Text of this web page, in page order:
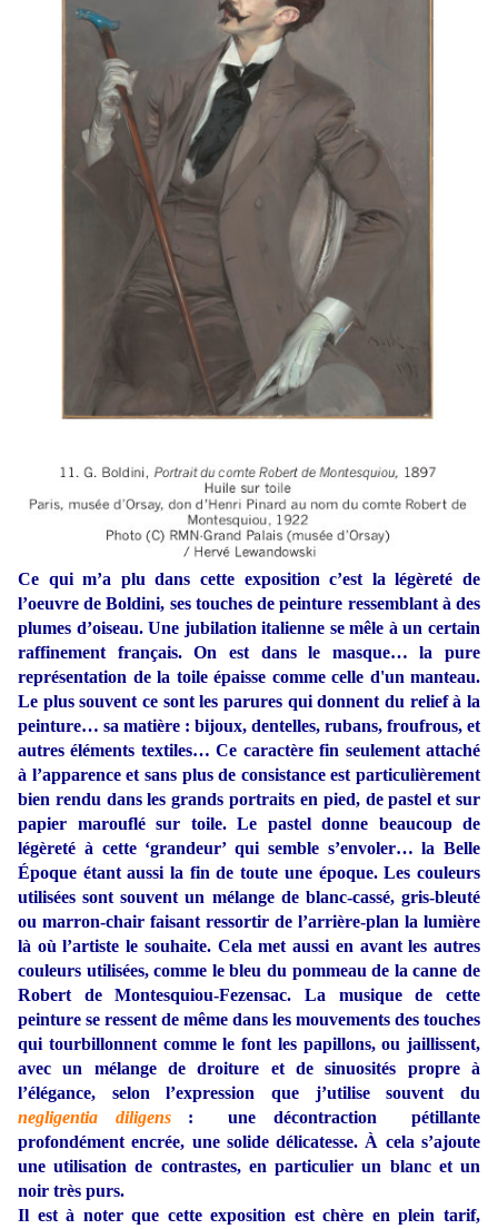
Ce qui m’a plu dans cette exposition c’est la légèreté de
l’oeuvre de Boldini, ses touches de peinture ressemblant à des
plumes d’oiseau. Une jubilation italienne se mêle à un certain
raffinement français. On est dans le masque… la pure
représentation de la toile épaisse comme celle d'un manteau.
Le plus souvent ce sont les parures qui donnent du relief à la
peinture… sa matière : bijoux, dentelles, rubans, froufrous, et
autres éléments textiles… Ce caractère fin seulement attaché
à l’apparence et sans plus de consistance est particulièrement
bien rendu dans les grands portraits en pied, de pastel et sur
papier marouflé sur toile. Le pastel donne beaucoup de
légèreté à cette ‘grandeur’ qui semble s’envoler… la Belle
Époque étant aussi la fin de toute une époque. Les couleurs
utilisées sont souvent un mélange de blanc-cassé, gris-bleuté
ou marron-chair faisant ressortir de l’arrière-plan la lumière
là où l’artiste le souhaite. Cela met aussi en avant les autres
couleurs utilisées, comme le bleu du pommeau de la canne de
Robert de Montesquiou-Fezensac. La musique de cette
peinture se ressent de même dans les mouvements des touches
qui tourbillonnent comme le font les papillons, ou jaillissent,
avec un mélange de droiture et de sinuosités propre à
l’élégance, selon l’expression que j’utilise souvent du
negligentia diligens: une décontraction pétillante
profondément encrée, une solide délicatesse. À cela s’ajoute
une utilisation de contrastes, en particulier un blanc et un
noir très purs.
Il est à noter que cette exposition est chère en plein tarif,